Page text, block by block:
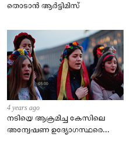
തൊടാൻ ആർട്ടിമിസ്
4 years ago
നടിയെ ആക്രമിച്ച കേസിലെ
അന്വേഷണ ഉദ്യോഗസ്ഥരെ